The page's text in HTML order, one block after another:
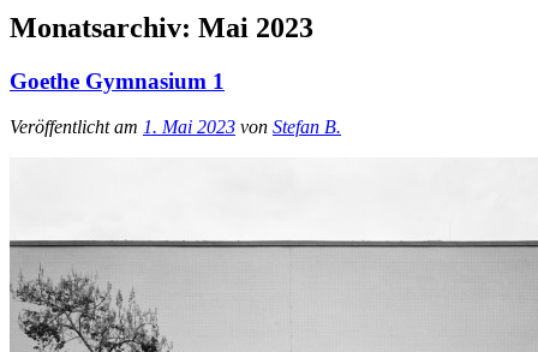
Monatsarchiv: Mai 2023
Goethe Gymnasium 1
Veröffentlicht am 1. Mai 2023 von Stefan B.